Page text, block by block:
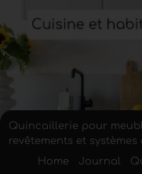
Quincaillerie pour
revêtements et systèmes
Home
Journal